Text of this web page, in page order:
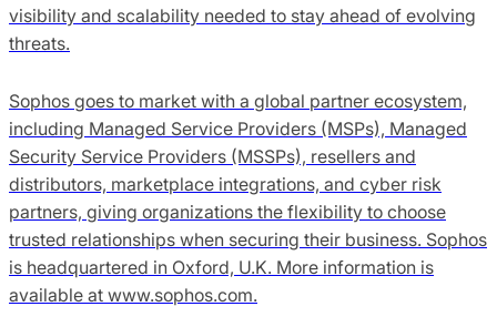
visibility and scalability needed to stay ahead of evolving
threats.
Sophos goes to market with a global partner ecosystem,
including Managed Service Providers (MSPs), Managed
Security Service Providers (MSSPs), resellers and
distributors, marketplace integrations, and cyber risk
partners, giving organizations the flexibility to choose
trusted relationships when securing their business. Sophos
is headquartered in Oxford, U.K. More information is
available at www.sophos.com.